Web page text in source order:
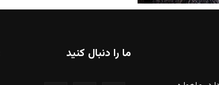
ما را دنبال کنید